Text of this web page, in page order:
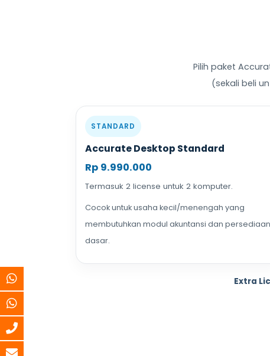
Pilih paket
(sekali beli
STANDARD
Accurate Desktop Standard
Rp 9.990.000
Termasuk 2 license untuk 2 komputer.
Cocok untuk usaha kecil/menengah yang
membutuhkan modul akuntansi dan persediaan
dasar.
Extra